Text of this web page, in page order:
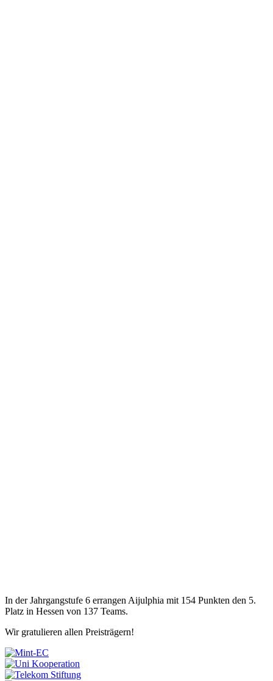
In der Jahrgangstufe 6 errangen Aijulphia mit 154 Punkten den 5.
Platz in Hessen von 137 Teams.
Wir gratulieren allen Preisträgern!